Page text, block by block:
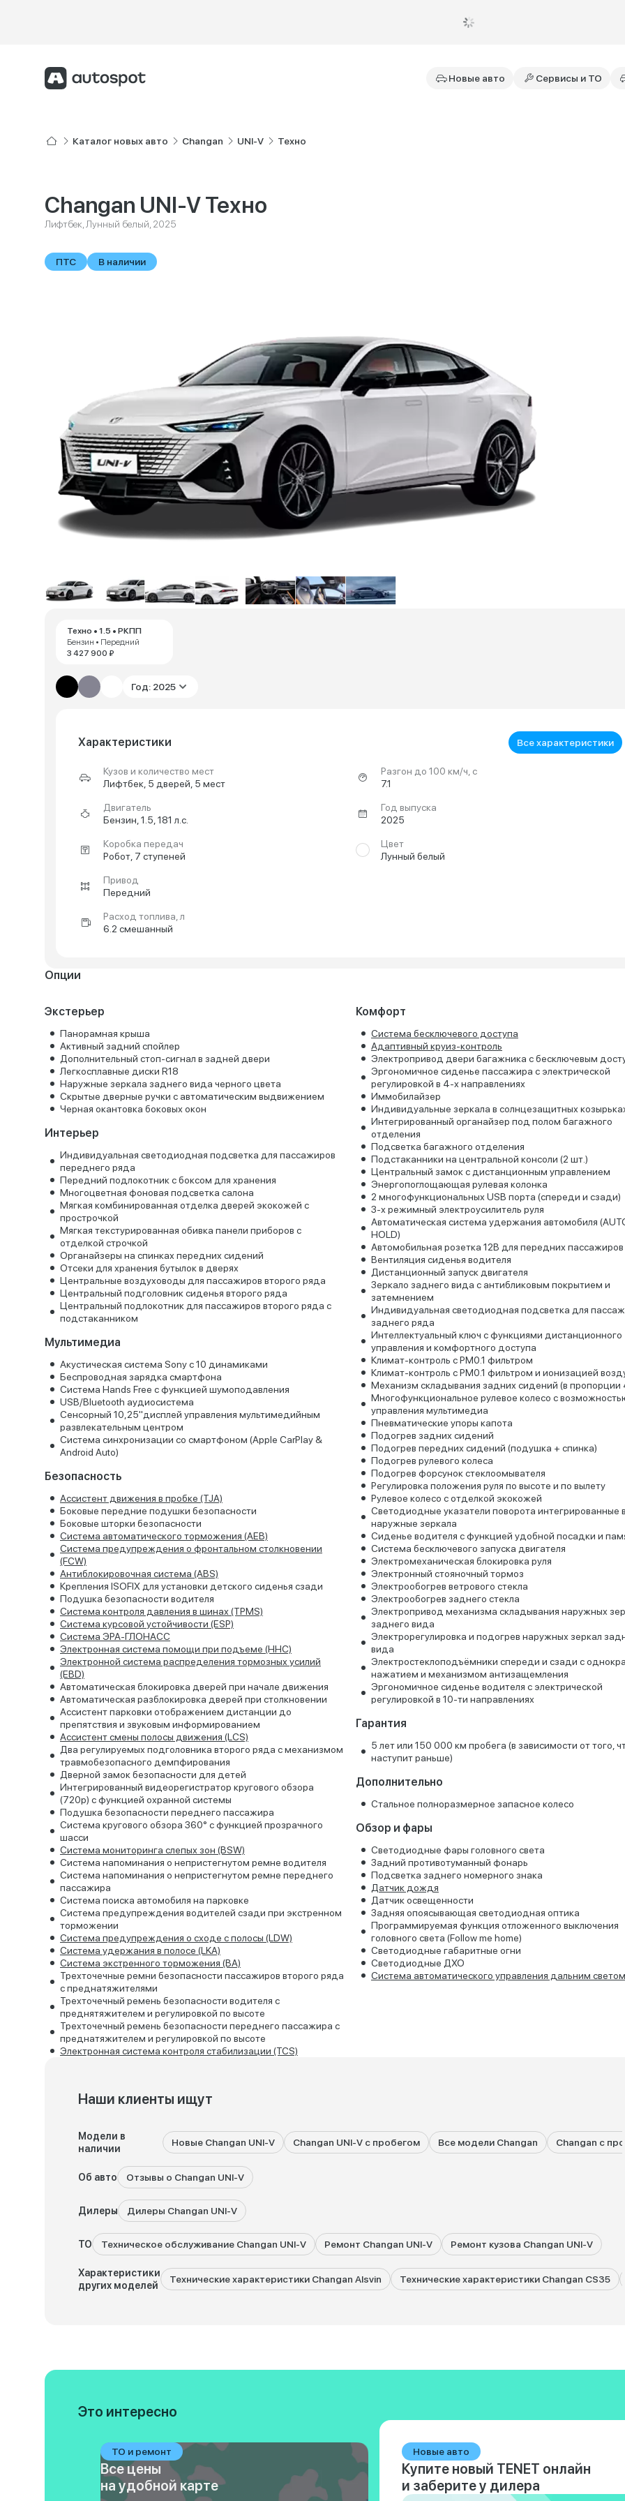
Новые авто Сервисы и ТО
Каталог новых авто Changan UNI-V Техно
Changan UNI-V Техно
Лифтбек, Лунный белый, 2025
ПТС В наличии
Техно • 1.5 • РКПП
Бензин • Передний
3 427 900 ₽
Год: 2025
Характеристики Все характеристики
Кузов и количество мест
Лифтбек, 5 дверей, 5 мест
Двигатель
Бензин, 1.5, 181 л.с.
Коробка передач
Робот, 7 ступеней
Привод
Передний
Расход топлива, л
6.2 смешанный
Разгон до 100 км/ч, с
7.1
Год выпуска
2025
Цвет
Лунный белый
Опции
Экстерьер
Панорамная крыша
Активный задний спойлер
Дополнительный стоп-сигнал в задней двери
Легкосплавные диски R18
Наружные зеркала заднего вида черного цвета
Скрытые дверные ручки с автоматическим выдвижением
Черная окантовка боковых окон
Интерьер
Индивидуальная светодиодная подсветка для пассажиров
переднего ряда
Передний подлокотник с боксом для хранения
Многоцветная фоновая подсветка салона
Мягкая комбинированная отделка дверей экокожей с
прострочкой
Мягкая текстурированная обивка панели приборов с
отделкой строчкой
Органайзеры на спинках передних сидений
Отсеки для хранения бутылок в дверях
Центральные воздуховоды для пассажиров второго ряда
Центральный подголовник сиденья второго ряда
Центральный подлокотник для пассажиров второго ряда с
подстаканником
Мультимедиа
Акустическая система Sony с 10 динамиками
Беспроводная зарядка смартфона
Система Hands Free с функцией шумоподавления
USB/Bluetooth аудиосистема
Сенсорный 10,25"дисплей управления мультимедийным
развлекательным центром
Система синхронизации со смартфоном (Apple CarPlay &
Android Auto)
Безопасность
Ассистент движения в пробке (TJA)
Боковые передние подушки безопасности
Боковые шторки безопасности
Система автоматического торможения (AEB)
Система предупреждения о фронтальном столкновении
(FCW)
Антиблокировочная система (ABS)
Крепления ISOFIX для установки детского сиденья сзади
Подушка безопасности водителя
Система контроля давления в шинах (TPMS)
Система курсовой устойчивости (ESP)
Система ЭРА-ГЛОНАСС
Электронная система помощи при подъеме (HHC)
Электронной система распределения тормозных усилий
(EBD)
Автоматическая блокировка дверей при начале движения
Автоматическая разблокировка дверей при столкновении
Ассистент парковки отображением дистанции до
препятствия и звуковым информированием
Ассистент смены полосы движения (LCS)
Два регулируемых подголовника второго ряда с механизмом
травмобезопасного демпфирования
Дверной замок безопасности для детей
Интегрированный видеорегистратор кругового обзора
(720p) с функцией охранной системы
Подушка безопасности переднего пассажира
Система кругового обзора 360° с функцией прозрачного
шасси
Система мониторинга слепых зон (BSW)
Система напоминания о непристегнутом ремне водителя
Система напоминания о непристегнутом ремне переднего
пассажира
Система поиска автомобиля на парковке
Система предупреждения водителей сзади при экстренном
торможении
Система предупреждения о сходе с полосы (LDW)
Система удержания в полосе (LKA)
Система экстренного торможения (BA)
Трехточечные ремни безопасности пассажиров второго ряда
с преднатяжителями
Трехточечный ремень безопасности водителя с
преднятяжителем и регулировкой по высоте
Трехточечный ремень безопасности переднего пассажира с
преднатяжителем и регулировкой по высоте
Электронная система контроля стабилизации (ТСЅ)
Комфорт
Система бесключевого доступа
Адаптивный круиз-контроль
Электропривод двери багажника с бесключевым
Эргономичное сиденье пассажира с электрической
регулировкой в 4-х направлениях
Иммобилайзер
Индивидуальные зеркала в солнцезащитных
Интегрированный органайзер под полом багажного
отделения
Подсветка багажного отделения
Подстаканники на центральной консоли (2 шт.)
Центральный замок с дистанционным управлением
Энергопоглощающая рулевая колонка
2 многофункциональных USB порта (спереди и сзади)
3-х режимный электроусилитель руля
Автоматическая система удержания автомобиля
HOLD)
Автомобильная розетка 12В для передних пассажиров
Вентиляция сиденья водителя
Дистанционный запуск двигателя
Зеркало заднего вида с антибликовым покрытием и
затемнением
Индивидуальная светодиодная подсветка для
заднего ряда
Интеллектуальный ключ с функциями дистанционного
управления и комфортного доступа
Климат-контроль с PM0.1 фильтром
Климат-контроль с PM0.1 фильтром и ионизацией
Механизм складывания задних сидений (в
Многофункциональное рулевое колесо с
управления мультимедиа
Пневматические упоры капота
Подогрев задних сидений
Подогрев передних сидений (подушка + спинка)
Подогрев рулевого колеса
Подогрев форсунок стеклоомывателя
Регулировка положения руля по высоте и по вылету
Рулевое колесо с отделкой экокожей
Светодиодные указатели поворота интегрированные в
наружные зеркала
Сиденье водителя с функцией удобной посадки и
Система бесключевого запуска двигателя
Электромеханическая блокировка руля
Электронный стояночный тормоз
Электрообогрев ветрового стекла
Электрообогрев заднего стекла
Электропривод механизма складывания наружных
заднего вида
Электрорегулировка и подогрев наружных зеркал
вида
Электростеклоподъёмники спереди и сзади с
нажатием и механизмом антизащемления
Эргономичное сиденье водителя с электрической
регулировкой в 10-ти направлениях
Гарантия
5 лет или 150 000 км пробега (в зависимости от того,
наступит раньше)
Дополнительно
Стальное полноразмерное запасное колесо
Обзор и фары
Светодиодные фары головного света
Задний противотуманный фонарь
Подсветка заднего номерного знака
Датчик дождя
Датчик освещенности
Задняя опоясывающая светодиодная оптика
Программируемая функция отложенного выключения
головного света (Follow me home)
Светодиодные габаритные огни
Светодиодные ДХО
Система автоматического управления дальним
Наши клиенты ищут
Модели в
наличии
Новые Changan UNI-V Changan UNI-V с пробегом Все модели Changan Changan с
Об авто Отзывы о Changan UNI-V
Дилеры Дилеры Changan UNI-V
ТО Техническое обслуживание Changan UNI-V Ремонт Changan UNI-V Ремонт кузова Changan UNI-V
Характеристики
других моделей
Технические характеристики Changan Alsvin Технические характеристики Changan CS35
Это интересно
ТО и ремонт
Все цены
на удобной карте
Новые авто
Купите новый TENET онлайн
и заберите у дилера